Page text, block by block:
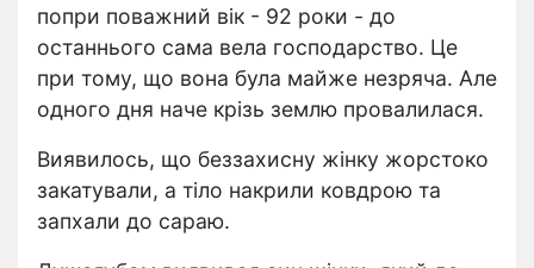
попри поважний вік - 92 роки - до
останнього сама вела господарство. Це
при тому, що вона була майже незряча. Але
одного дня наче крізь землю провалилася.
Виявилось, що беззахисну жінку жорстоко
закатували, а тіло накрили ковдрою та
запхали до сараю.